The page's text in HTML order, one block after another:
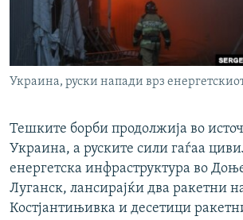
РСЕ веб страници
Украина, руски напади врз
Тешките борби продолжија во
Украина, а руските сили гаѓаа
енергетска инфраструктура во
Луганск, лансирајќи два ракетни
Костјантињивка и десетици